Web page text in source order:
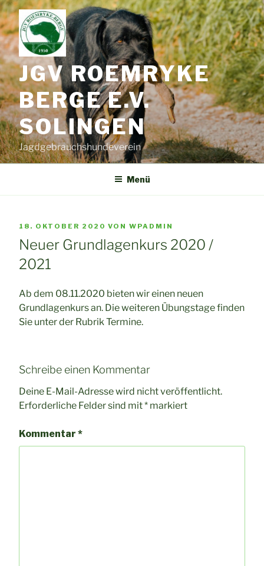
Zum
Inhalt
springen
JGV ROEMRYKE
BERGE E.V.
SOLINGEN
Jagdgebrauchshundeverein
Menü
VERÖFFENTLICHT
AM
18. OKTOBER 2020 VON WPADMIN
Neuer Grundlagenkurs 2020 /
2021
Ab dem 08.11.2020 bieten wir einen neuen
Grundlagenkurs an. Die weiteren Übungstage finden
Sie unter der Rubrik Termine.
Schreibe einen Kommentar
Deine E-Mail-Adresse wird nicht veröffentlicht.
Erforderliche Felder sind mit* markiert
Kommentar *